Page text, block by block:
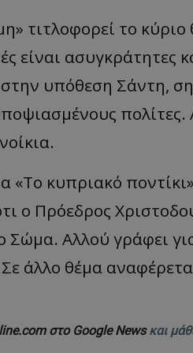
τιτλοφορεί το
είναι ασυγκράτητες
υπόθεση Σάντη,
πολίτες.
«Το κυπριακό
ο Πρόεδρος
Σώμα. Αλλού γράφει
άλλο θέμα
στο Google Newsκαι
ASP.NET_SessionId
__cf_bm